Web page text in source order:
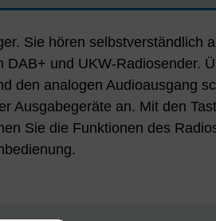
Sie hören selbstverständlich
DAB+ und UKW-Radiosender.